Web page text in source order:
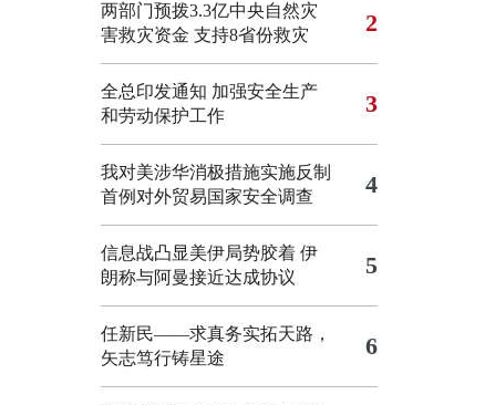
两部门预拨3.3亿中央自然灾
害救灾资金 支持8省份救灾
2
全总印发通知 加强安全生产
和劳动保护工作
3
我对美涉华消极措施实施反制
首例对外贸易国家安全调查
4
信息战凸显美伊局势胶着 伊
朗称与阿曼接近达成协议
5
任新民——求真务实拓天路，
矢志笃行铸星途
6